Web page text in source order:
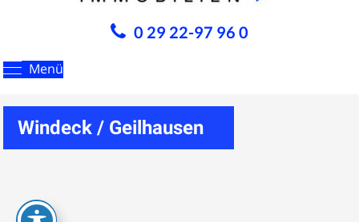
0 29 22-97 96 0
Menü
Windeck / Geilhausen